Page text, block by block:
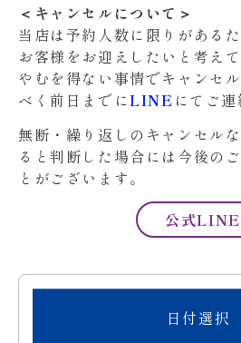
＜キャンセルについて＞
当店は予約人数に限りがある
お客様をお迎えしたいと考えて
やむを得ない事情でキャンセ
べく前日までにLINE にてご連
無断・繰り返しのキャンセル
ると判断した場合には今後の
とがございます。
公式LINE
日付選択